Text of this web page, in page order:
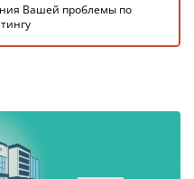
Вашей проблемы по